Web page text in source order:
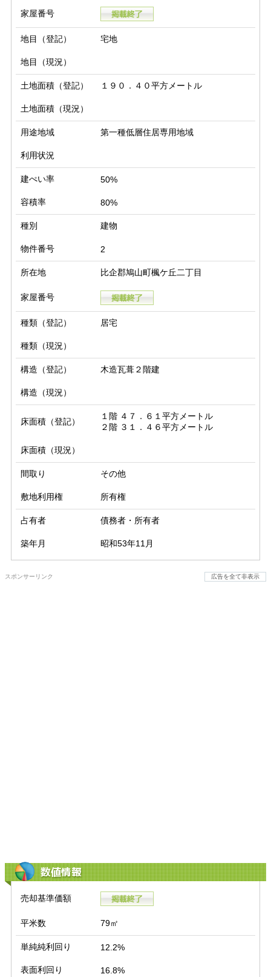
家屋番号
地目（登記） 宅地
地目（現況）
土地面積（登記） １９０．４０平方メートル
土地面積（現況）
用途地域 第一種低層住居専用地域
利用状況
建ぺい率 50%
容積率 80%
種別 建物
物件番号 2
所在地 比企郡鳩山町楓ケ丘二丁目
家屋番号
種類（登記） 居宅
種類（現況）
構造（登記） 木造瓦葺２階建
構造（現況）
床面積（登記）
１階 ４７．６１平方メートル
２階 ３１．４６平方メートル
床面積（現況）
間取り その他
敷地利用権 所有権
占有者 債務者・所有者
築年月 昭和53年11月
スポンサーリンク 広告を全て非表示
数値情報
売却基準価額
平米数 79㎡
単純純利回り 12.2%
表面利回り 16.8%